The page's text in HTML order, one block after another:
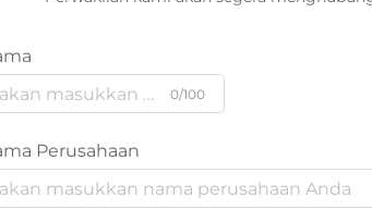
0/100
Perusahaan